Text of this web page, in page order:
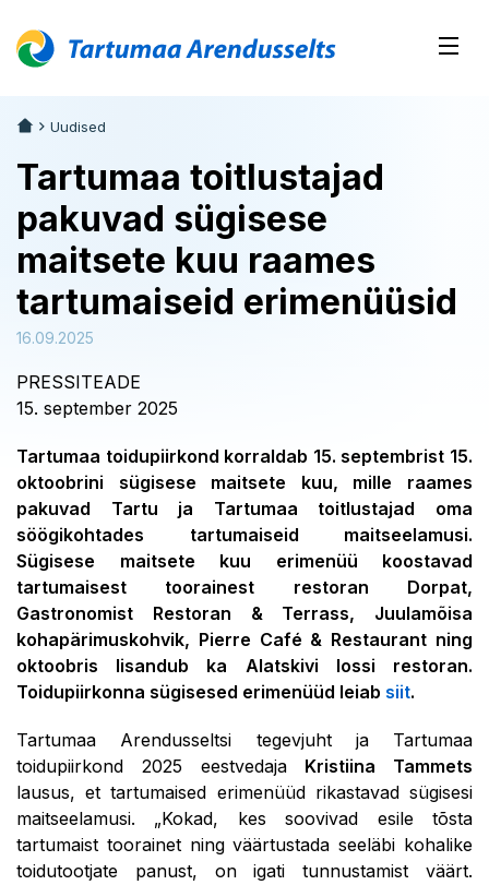
Uudised
Tartumaa toitlustajad
pakuvad sügisese
maitsete kuu raames
tartumaiseid erimenüüsid
16.09.2025
PRESSITEADE
15. september 2025
Tartumaa toidupiirkond korraldab 15. septembrist 15.
oktoobrini sügisese maitsete kuu, mille raames
pakuvad Tartu ja Tartumaa toitlustajad oma
söögikohtades tartumaiseid maitseelamusi.
Sügisese maitsete kuu erimenüü koostavad
tartumaisest toorainest restoran Dorpat,
Gastronomist Restoran & Terrass, Juulamõisa
kohapärimuskohvik, Pierre Café & Restaurant ning
oktoobris lisandub ka Alatskivi lossi restoran.
Toidupiirkonna sügisesed erimenüüd leiab siit.
Tartumaa Arendusseltsi tegevjuht ja Tartumaa
toidupiirkond 2025 eestvedaja Kristiina Tammets
lausus, et tartumaised erimenüüd rikastavad sügisesi
maitseelamusi. „Kokad, kes soovivad esile tõsta
tartumaist toorainet ning väärtustada seeläbi kohalike
toidutootjate panust, on igati tunnustamist väärt.